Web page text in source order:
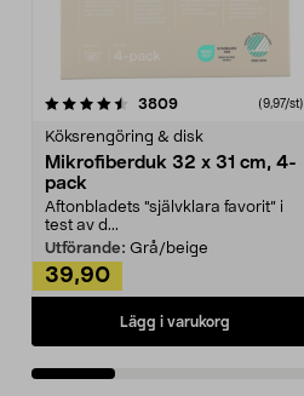
3809recensioner (9,97/st)
Köksrengöring & disk
Mikrofiberduk 32 x 31 cm, 4-
pack
Aftonbladets "självklara favorit” i
test av d...
Utförande: Grå/beige
39,90
Lägg i varukorg
4.0av 5 stjärnor